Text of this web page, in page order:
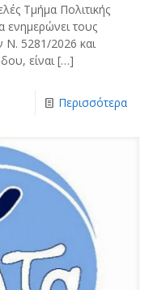
Τμήμα Πολιτικής
ενημερώνει τους
Ν. 5281/2026 και
είναι[…]
Περισσότερα